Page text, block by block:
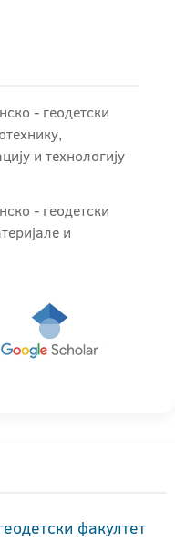
- геодетски
и технологију
- геодетски
и
факултет